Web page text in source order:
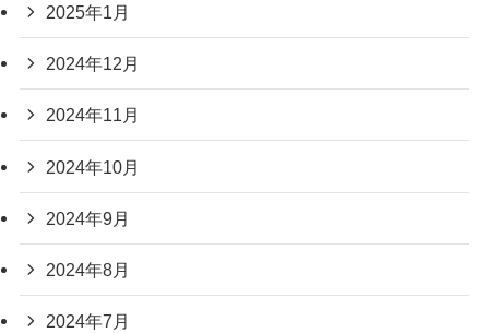
2025年1月
2024年12月
2024年11月
2024年10月
2024年9月
2024年8月
2024年7月